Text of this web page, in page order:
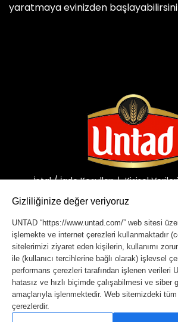
yaratmaya evinizden
İptal / İade Koşulları
Kişisel
Gizlilik Bilgilendirmesi
Copyright © 2023 Untad. Tüm
Gizliliğinize değer veriyoruz
UNTAD “https://www.untad.com/” web sitesi
işlemekte ve internet çerezleri kullanmaktadır
sitelerimizi ziyaret eden kişilerin, kullanımı
ile (kullanıcı tercihlerine bağlı olarak) işlevsel
performans çerezleri tarafından işlenen verileri
hatasız ve hızlı biçimde çalışabilmesi ve siber
amaçlarıyla işlenmektedir. Web sitemizdeki tüm
çerezlerdir.